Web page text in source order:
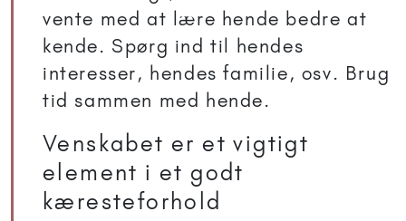
vente med at lære hende bedre at
kende. Spørg ind til hendes
interesser, hendes familie, osv. Brug
tid sammen med hende.
Venskabet er et vigtigt
element i et godt
kæresteforhold